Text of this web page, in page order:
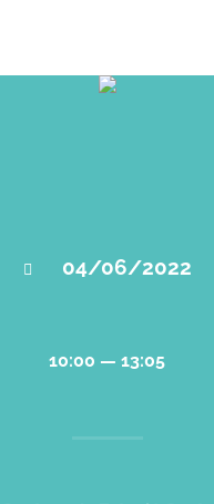
04/06/2022
10:00 — 13:05